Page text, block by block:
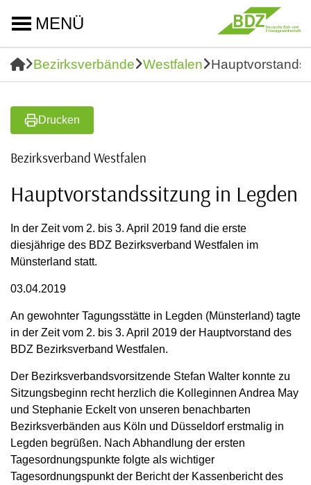
MENÜ
Bezirksverbände Westfalen
Drucken
Bezirksverband Westfalen
Hauptvorstandssitzung in Legden
In der Zeit vom 2. bis 3. April 2019 fand die erste
diesjährige des BDZ Bezirksverband Westfalen im
Münsterland statt.
03.04.2019
An gewohnter Tagungsstätte in Legden (Münsterland) tagte
in der Zeit vom 2. bis 3. April 2019 der Hauptvorstand des
BDZ Bezirksverband Westfalen.
Der Bezirksverbandsvorsitzende Stefan Walter konnte zu
Sitzungsbeginn recht herzlich die Kolleginnen Andrea May
und Stephanie Eckelt von unseren benachbarten
Bezirksverbänden aus Köln und Düsseldorf erstmalig in
Legden begrüßen. Nach Abhandlung der ersten
Tagesordnungspunkte folgte als wichtiger
Tagesordnungspunkt der Bericht der Kassenbericht des